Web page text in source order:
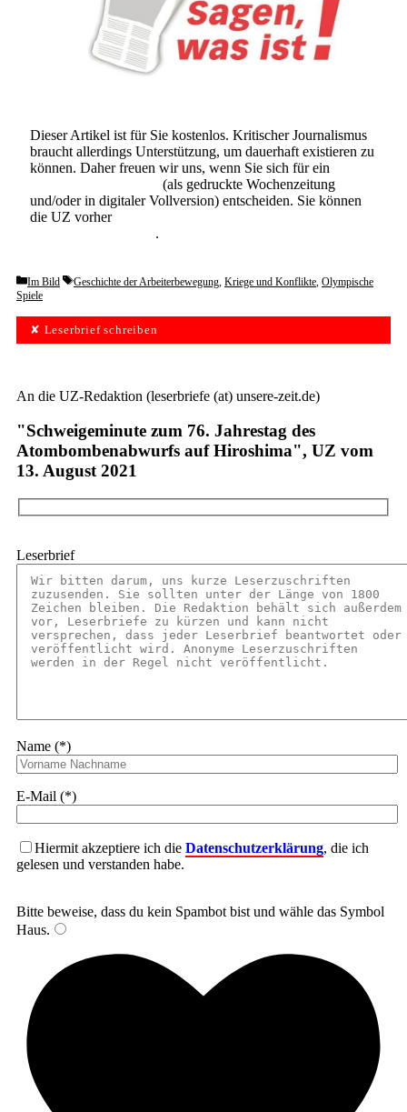
Dieser Artikel ist für Sie kostenlos. Kritischer Journalismus
braucht allerdings Unterstützung, um dauerhaft existieren zu
können. Daher freuen wir uns, wenn Sie sich für ein
(als gedruckte Wochenzeitung
und/oder in digitaler Vollversion) entscheiden. Sie können
die UZ vorher
.
Categories
Im Bild Tags
Geschichte der Arbeiterbewegung, Kriege und Konflikte, Olympische
Spiele
✘ Leserbrief schreiben
An die UZ-Redaktion (leserbriefe (at) unsere-zeit.de)
"Schweigeminute zum 76. Jahrestag des
Atombombenabwurfs auf Hiroshima", UZ vom
13. August 2021
Leserbrief
Name (*)
E-Mail (*)
Hiermit akzeptiere ich die Datenschutzerklärung, die ich
gelesen und verstanden habe.
Bitte beweise, dass du kein Spambot bist und wähle das Symbol
Haus.